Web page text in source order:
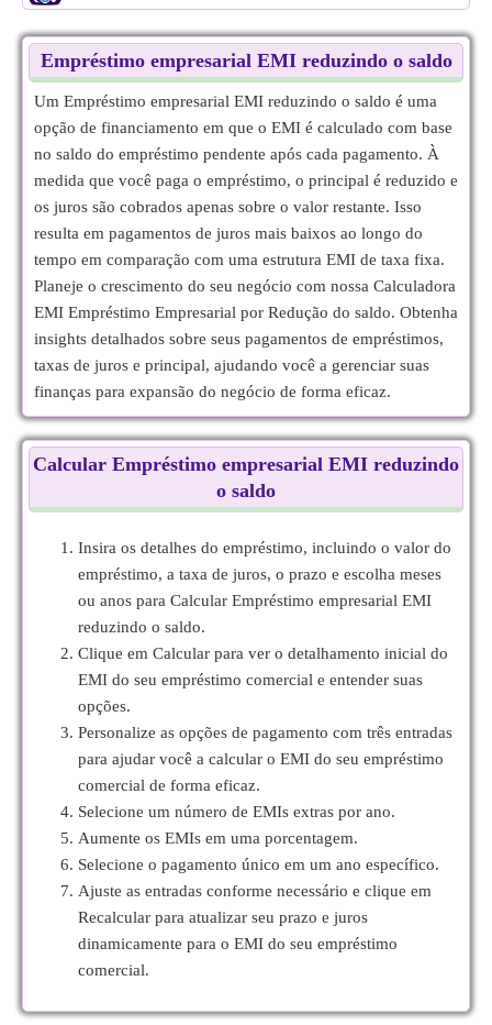
Empréstimo empresarial EMI reduzindo o saldo
Um Empréstimo empresarial EMI reduzindo o saldo é uma
opção de financiamento em que o EMI é calculado com base
no saldo do empréstimo pendente após cada pagamento. À
medida que você paga o empréstimo, o principal é reduzido e
os juros são cobrados apenas sobre o valor restante. Isso
resulta em pagamentos de juros mais baixos ao longo do
tempo em comparação com uma estrutura EMI de taxa fixa.
Planeje o crescimento do seu negócio com nossa Calculadora
EMI Empréstimo Empresarial por Redução do saldo. Obtenha
insights detalhados sobre seus pagamentos de empréstimos,
taxas de juros e principal, ajudando você a gerenciar suas
finanças para expansão do negócio de forma eficaz.
Calcular Empréstimo empresarial EMI reduzindo
o saldo
Insira os detalhes do empréstimo, incluindo o valor do
empréstimo, a taxa de juros, o prazo e escolha meses
ou anos para Calcular Empréstimo empresarial EMI
reduzindo o saldo.
Clique em Calcular para ver o detalhamento inicial do
EMI do seu empréstimo comercial e entender suas
opções.
Personalize as opções de pagamento com três entradas
para ajudar você a calcular o EMI do seu empréstimo
comercial de forma eficaz.
Selecione um número de EMIs extras por ano.
Aumente os EMIs em uma porcentagem.
Selecione o pagamento único em um ano específico.
Ajuste as entradas conforme necessário e clique em
Recalcular para atualizar seu prazo e juros
dinamicamente para o EMI do seu empréstimo
comercial.